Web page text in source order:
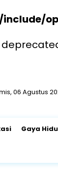
06 Agustus
Gaya